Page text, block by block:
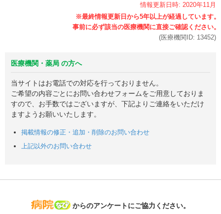
情報更新日時: 2020年11月
(医療機関ID: 13452)
医療機関・薬局 の方へ
当サイトはお電話での対応を行っておりません。
ご希望の内容ごとにお問い合わせフォームをご用意しておりま
すので、お手数ではございますが、下記よりご連絡をいただけ
ますようお願いいたします。
掲載情報の修正・追加・削除のお問い合わせ
上記以外のお問い合わせ
病院なび
からのアンケートにご協力ください。